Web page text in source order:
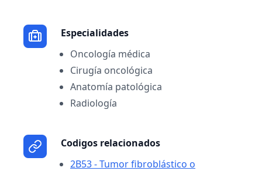
Especialidades
Oncología médica
Cirugía oncológica
Anatomía patológica
Radiología
Codigos relacionados
2B53 - Tumor fibroblástico o